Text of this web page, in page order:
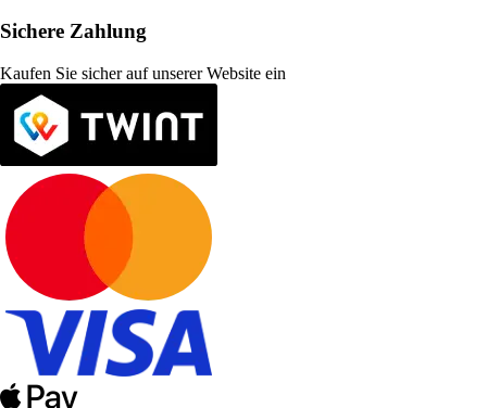
Sichere Zahlung
Kaufen Sie sicher auf unserer Website ein